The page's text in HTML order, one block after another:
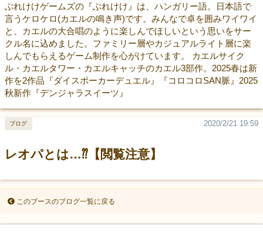
ぶれけけゲームズの『ぶれけけ』は、ハンガリー語。日本語で
言うケロケロ(カエルの鳴き声)です。みんなで卓を囲みワイワイ
と、カエルの大合唱のように楽しんでほしいという思いをサー
クル名に込めました。ファミリー層やカジュアルライト層に楽
しんでもらえるゲーム制作を心がけています。 カエルサイク
ル・カエルタワー・カエルキャッチのカエル3部作。2025春は新
作を2作品『ダイスポーカーデュエル』『コロコロSAN脈』2025
秋新作『デンジャラスイーツ』
レオパとは…⁇【閲覧注意】
2020/2/21 19:59
ブログ
このブースのブログ一覧に戻る